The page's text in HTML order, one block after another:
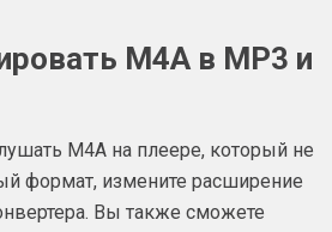
M4A в MP3 и
М4А на плеере, который не
формат, измените расширение
Вы также сможете